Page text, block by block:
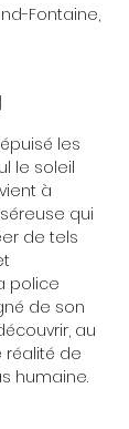
Fontaine,
les
le soleil
à
qui
de tels
police
de son
au
réalité de
humaine.